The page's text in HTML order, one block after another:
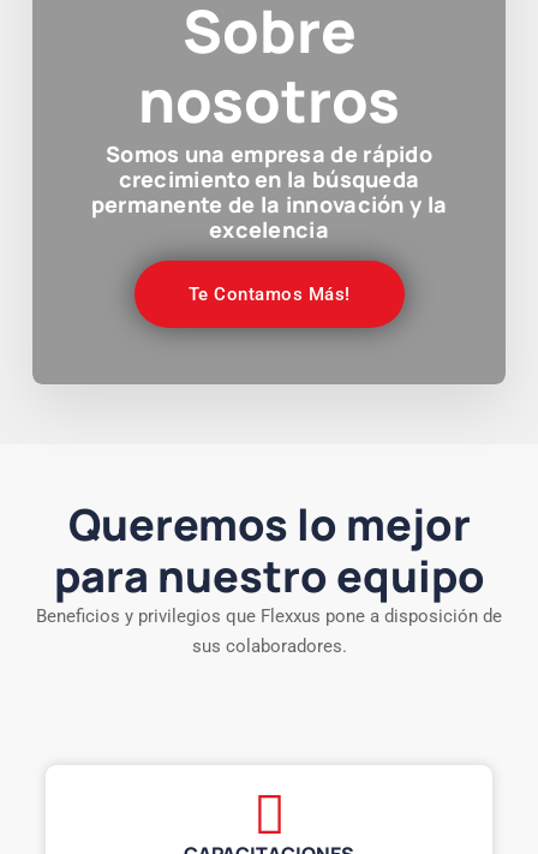
Sobre
nosotros
Somos una empresa de rápido
crecimiento en la búsqueda
permanente de la innovación y la
excelencia
Te Contamos Más!
Queremos lo mejor
para nuestro equipo
Beneficios y privilegios que Flexxus pone a disposición de
sus colaboradores.